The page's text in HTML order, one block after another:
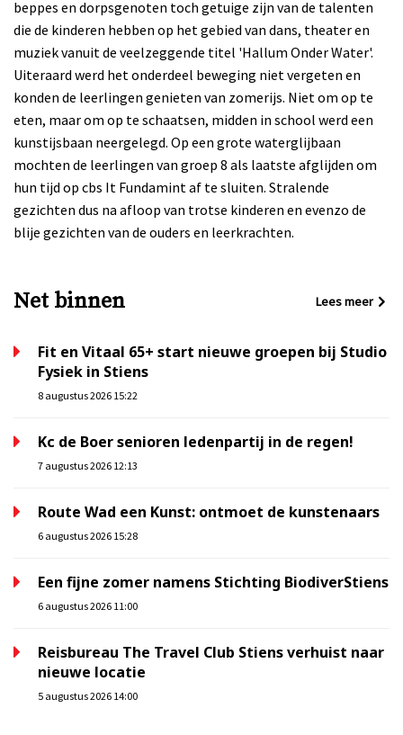
beppes en dorpsgenoten toch getuige zijn van de talenten
die de kinderen hebben op het gebied van dans, theater en
muziek vanuit de veelzeggende titel 'Hallum Onder Water'.
Uiteraard werd het onderdeel beweging niet vergeten en
konden de leerlingen genieten van zomerijs. Niet om op te
eten, maar om op te schaatsen, midden in school werd een
kunstijsbaan neergelegd. Op een grote waterglijbaan
mochten de leerlingen van groep 8 als laatste afglijden om
hun tijd op cbs It Fundamint af te sluiten. Stralende
gezichten dus na afloop van trotse kinderen en evenzo de
blije gezichten van de ouders en leerkrachten.
Net binnen Lees meer
Fit en Vitaal 65+ start nieuwe groepen bij Studio
Fysiek in Stiens
8 augustus 2026 15:22
Kc de Boer senioren ledenpartij in de regen!
7 augustus 2026 12:13
Route Wad een Kunst: ontmoet de kunstenaars
6 augustus 2026 15:28
Een fijne zomer namens Stichting BiodiverStiens
6 augustus 2026 11:00
Reisbureau The Travel Club Stiens verhuist naar
nieuwe locatie
5 augustus 2026 14:00